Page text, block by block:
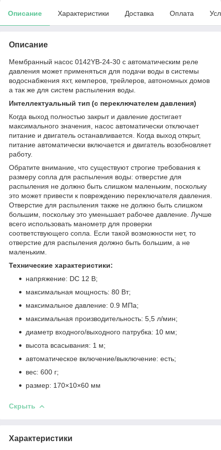
Описание Характеристики Доставка Оплата
Описание
Мембранный насос 0142YB-24-30 с автоматическим реле
давления может применяться для подачи воды в системы
водоснабжения яхт, кемперов, трейлеров, автономных домов
а так же для систем распыления воды.
Интеллектуальный тип (с переключателем давления)
Когда выход полностью закрыт и давление достигает
максимального значения, насос автоматически отключает
питание и двигатель останавливается. Когда выход открыт,
питание автоматически включается и двигатель возобновляет
работу.
Обратите внимание, что существуют строгие требования к
размеру сопла для распыления воды: отверстие для
распыления не должно быть слишком маленьким, поскольку
это может привести к повреждению переключателя давления.
Отверстие для распыления также не должно быть слишком
большим, поскольку это уменьшает рабочее давление. Лучше
всего использовать манометр для проверки
соответствующего сопла. Если такой возможности нет, то
отверстие для распыления должно быть большим, а не
маленьким.
Технические характеристики:
напряжение: DC 12 В;
максимальная мощность: 80 Вт;
максимальное давление: 0.9 МПа;
максимальная производительность: 5,5 л/мин;
диаметр входного/выходного патрубка: 10 мм;
высота всасывания: 1 м;
автоматическое включение/выключение: есть;
вес: 600 г;
размер: 170×10×60 мм
Скрыть
Характеристики